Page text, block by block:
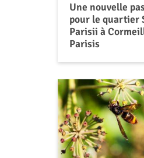
Une nouvelle
pour le quartier
Parisii à
Parisis